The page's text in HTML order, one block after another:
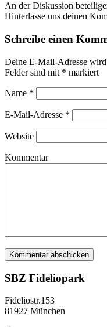
An der Diskussion
Hinterlasse uns deinen
Schreibe einen
Deine E-Mail-Adresse
Felder sind mit * markiert
Name *
E-Mail-Adresse *
Website
Kommentar
SBZ Fideliopark
Fideliostr.153
81927 München